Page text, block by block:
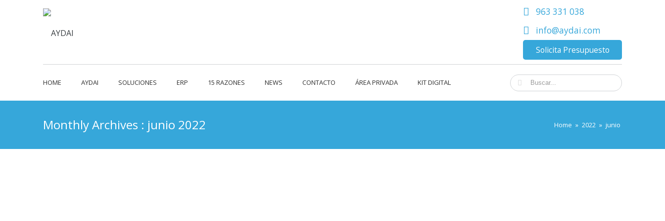
963 331 038
info@aydai.com
Solicita Presupuesto
HOME AYDAI SOLUCIONES ERP 15 RAZONES NEWS CONTACTO ÁREA PRIVADA KIT DIGITAL
Monthly Archives : junio 2022 Home » 2022 » junio